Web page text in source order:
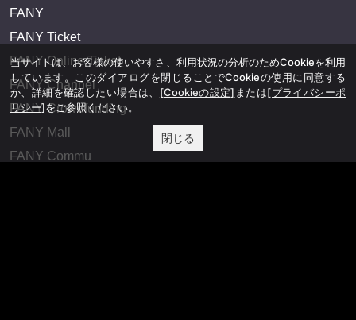
FANY
FANY Ticket
FANY Online Ticket
FANY Channel
FANY Crowdfunding
FANY Mall
FANY Commu
当サイトは、お客様の使いやすさ、利用状況の分析のためCookieを利用
しています。このダイアログを閉じることでCookieの使用に同意する
か、詳細を確認したい場合は、 [Cookieの設定] または[プライバシーポ
リシー]をご参照ください。
閉じる